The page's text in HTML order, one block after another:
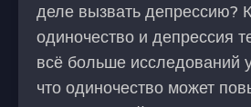
деле вызвать депрессию?
одиночество и депрессия
всё больше исследований
что одиночество может